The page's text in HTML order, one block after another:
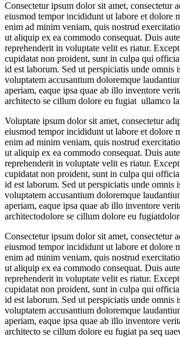
Consectetur ipsum dolor sit amet, consectetur
eiusmod tempor incididunt ut labore et dolore
enim ad minim veniam, quis nostrud
ut aliquip ex ea commodo consequat. Duis
reprehenderit in voluptate velit es riatur.
cupidatat non proident, sunt in culpa qui
id est laborum. Sed ut perspiciatis unde omnis
voluptatem accusantium doloremque
aperiam, eaque ipsa quae ab illo inventore
architecto se cillum dolore eu fugiat ullamco
Voluptate ipsum dolor sit amet, consectetur
eiusmod tempor incididunt ut labore et dolore
enim ad minim veniam, quis nostrud
ut aliquip ex ea commodo consequat. Duis
reprehenderit in voluptate velit es riatur.
cupidatat non proident, sunt in culpa qui
id est laborum. Sed ut perspiciatis unde omnis
voluptatem accusantium doloremque
aperiam, eaque ipsa quae ab illo inventore
architectodolore se cillum dolore eu
Consectetur ipsum dolor sit amet, consectetur
eiusmod tempor incididunt ut labore et dolore
enim ad minim veniam, quis nostrud
ut aliquip ex ea commodo consequat. Duis
reprehenderit in voluptate velit es riatur.
cupidatat non proident, sunt in culpa qui
id est laborum. Sed ut perspiciatis unde omnis
voluptatem accusantium doloremque
aperiam, eaque ipsa quae ab illo inventore
architecto se cillum dolore eu fugiat pa seq